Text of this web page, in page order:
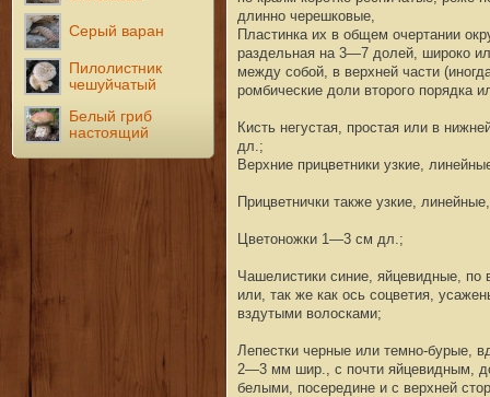
Серый варан
Пилолистник
чешуйчатый
Белый гриб
настоящий
длинно черешковые,
Пластинка их в общем очертании
раздельная на 3—7 долей, широко
между собой, в верхней части
ромбические доли второго порядка
Кисть негустая, простая или в
дл.;
Верхние прицветники узкие,
Прицветнички также узкие,
Цветоножки 1—3 см дл.;
Чашелистики синие, яйцевидные, по
или, так же как ось соцветия,
вздутыми волосками;
Лепестки черные или темно-бурые,
2—3 мм шир., с почти яйцевидным,
белыми, посередине и с верхней